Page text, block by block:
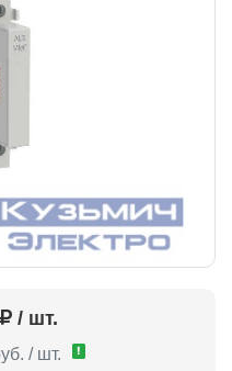
/ шт.
/ шт. !